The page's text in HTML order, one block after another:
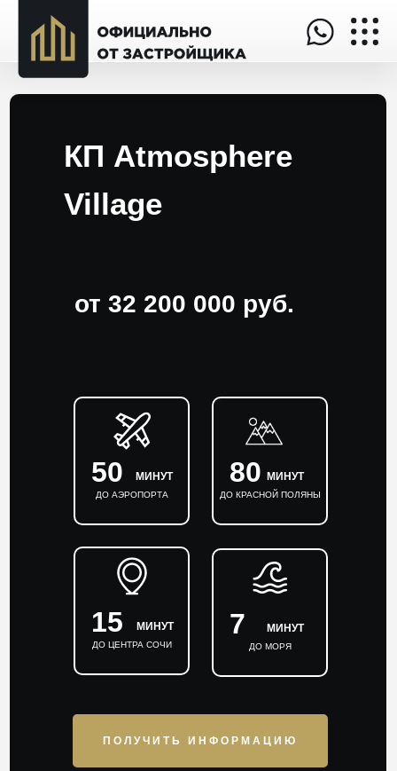
от 32 200 000 руб.
50 МИНУТ
ДО АЭРОПОРТА
КП Atmosphere
Village
15 МИНУТ
ДО ЦЕНТРА СОЧИ
ПОЛУЧИТЬ ИНФОРМАЦИЮ
7 МИНУТ
ДО МОРЯ
80 МИНУТ
ДО КРАСНОЙ ПОЛЯНЫ